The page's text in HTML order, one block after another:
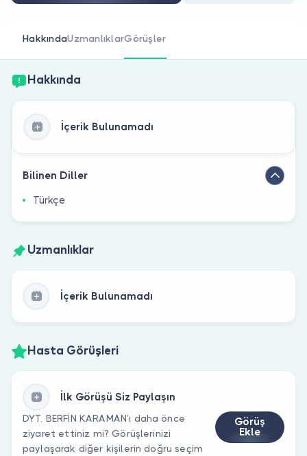
HakkındaUzmanlıklarGörüşler
Hakkında
İçerik Bulunamadı
Bilinen Diller
Türkçe
Uzmanlıklar
İçerik Bulunamadı
Hasta Görüşleri
İlk Görüşü Siz Paylaşın
DYT. BERFİN KARAMAN’ı daha önce
ziyaret ettiniz mi? Görüşlerinizi
paylaşarak diğer kişilerin doğru seçim
Görüş
Ekle